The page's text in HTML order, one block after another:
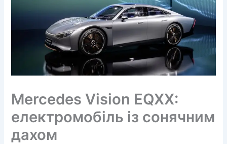
Mercedes Vision EQXX:
електромобіль із сонячним
дахом